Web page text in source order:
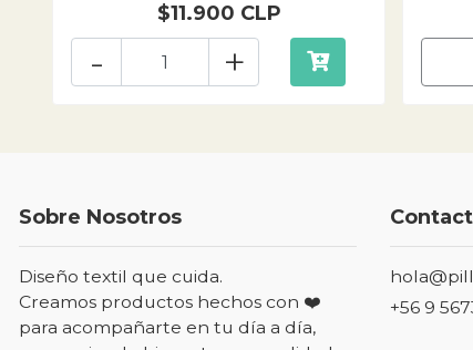
$11.900 CLP
+
-
Sobre Nosotros
Diseño textil que cuida.
Creamos productos hechos con ❤️
para acompañarte en tu día a día,
+56 9